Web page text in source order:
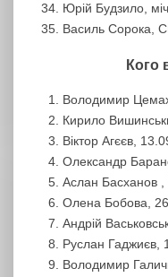
Юрій Будзило,
Василь Сорока,
Кого
Володимир
Кирило
Віктор Агєєв,
Олександр
Аслан Басханов
Олена Бобова,
Андрій
Руслан Гаджиєв,
Володимир